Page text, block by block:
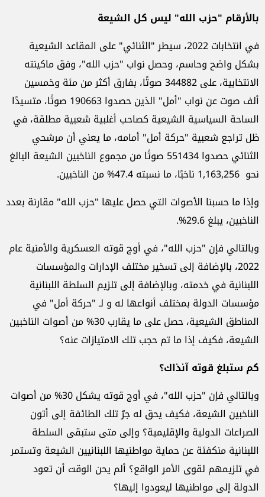
بالأرقام "حزب الله" ليس كل الشيعة
في انتخابات 2022، سيطر "الثنائي" على المقاعد الشيعية
بشكل واضح وحاسم، وحصل نواب "حزب الله"، وفق ماكينته
الانتخابية، على 344882 صوتًا، بفارق أكثر من مئة وخمسين
ألف صوت عن نواب "أمل" الذين حصدوا 190663 صوتًا، متسيدًا
الساحة السياسية الشيعية كصاحب أغلبية شعبية مطلقة، في
ظل تراجع شعبية "حركة أمل" أمامه، ما يعني أن مرشحي
الثنائي حصدوا 551434 صوتًا من مجموع الناخبين الشيعة البالغ
نحو 1,163,256 ناخبًا، ما نسبته 47.4% من الناخبين.
وإذا ما حسبنا الأصوات التي حصل عليها "حزب الله" مقارنة بعدد
الناخبين، يبلغ 29.6%.
وبالتالي فإن "حزب الله"، في أوج قوته العسكرية والأمنية عام
2022، بالإضافة إلى تسخير مختلف الإدارات والمؤسسات
اللبنانية في خدمته، وبالإضافة إلى تلزيم السلطة اللبنانية
مؤسسات الدولة بمختلف أنواعها له و لـ "حركة أمل" في
المناطق الشيعية، حصل على ما يقارب 30% من أصوات الناخبين
الشيعة، فكيف إذا ما تم حجب تلك الامتيازات عنه؟
كم ستبلغ قوته آنذاك؟
وبالتالي فإن "حزب الله"، في أوج قوته يشكل 30% من أصوات
الناخبين الشيعة، فكيف يحق له جرّ تلك الطائفة إلى أتون
الصراعات الدولية والإقليمية؟ وإلى متى ستبقى السلطة
اللبنانية منكفئة عن حماية مواطنيها اللبنانيين الشيعة وتستمر
في تلزيمهم لقوى الأمر الواقع؟ ألم يحن الوقت أن تعود
الدولة إلى مواطنيها ليعودوا إليها؟